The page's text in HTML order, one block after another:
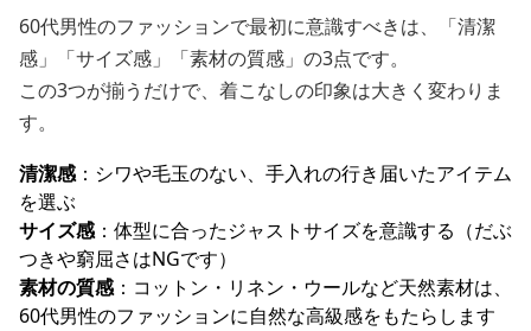
60代男性のファッションで最初に意識すべきは、「清潔
感」「サイズ感」「素材の質感」の3点です。
この3つが揃うだけで、着こなしの印象は大きく変わりま
す。
清潔感：シワや毛玉のない、手入れの行き届いたアイテム
を選ぶ
サイズ感：体型に合ったジャストサイズを意識する（だぶ
つきや窮屈さはNGです）
素材の質感：コットン・リネン・ウールなど天然素材は、
60代男性のファッションに自然な高級感をもたらします